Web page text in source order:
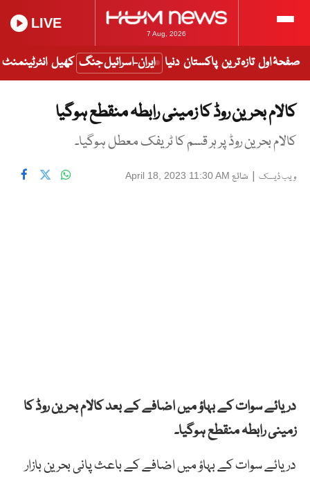
7 Aug, 2026
LIVE
صفحۂ اول تازہ ترین پاکستان دنیا ایران-اسرائیل جنگ کھیل انٹرٹینمنٹ
کالام بحرین روڈ کا زمینی رابطہ منقطع ہوگیا
کالام بحرین روڈ پر ہر قسم کا ٹریفک معطل ہوگیا۔
ویب ڈیسک | شائع April 18, 2023 11:30 AM
دریائے سوات کے بہاؤ میں اضافے کے بعد کالام بحرین روڈ کا
زمینی رابطہ منقطع ہوگیا۔
دریائے سوات کے بہاؤ میں اضافے کے باعثپانیبحرینبازار